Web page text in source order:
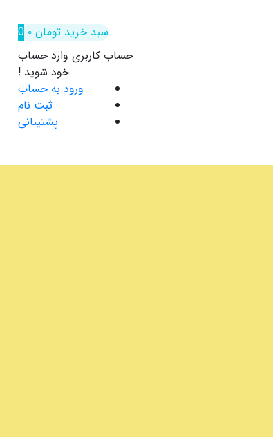
سبد خرید تومان۰
0
حساب کاربری وارد حساب
خود شوید !
ورود به حساب
ثبت نام
پشتیبانی